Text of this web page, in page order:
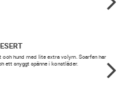
hund med lite extra volym. Scarfen har
ett snyggt spänne i konstläder.